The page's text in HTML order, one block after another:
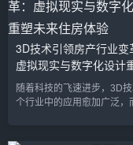
代表了LED显示领域的技术
更将极大提升广告、零售、
演艺等行业的视觉体验，为
数字显示市场注入强劲动力
高清分辨率引领显示技术升
技术，支持4K和8K...
3D技术引领房产行业变
虚拟现实与数字化设计
来住房体验
随着科技的飞速进步，3D
个行业中的应用愈加广泛，